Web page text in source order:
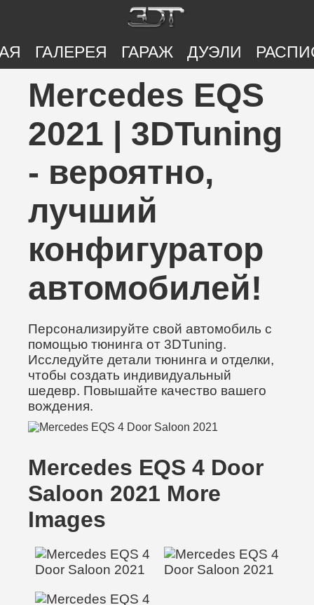
ГАЛЕРЕЯ ГАРАЖ ДУЭЛИ
Mercedes EQS
2021 | 3DTuning
- вероятно,
лучший
конфигуратор
автомобилей!
Персонализируйте свой автомобиль с
помощью тюнинга от 3DTuning.
Исследуйте детали тюнинга и отделки,
чтобы создать индивидуальный
шедевр. Повышайте качество вашего
вождения.
Mercedes EQS 4 Door
Saloon 2021 More
Images